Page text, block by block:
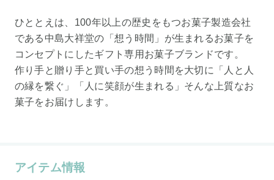
ひととえは、100年以上の歴史をもつお菓子製造会社
である中島大祥堂の「想う時間」が生まれるお菓子を
コンセプトにしたギフト専用お菓子ブランドです。
作り手と贈り手と買い手の想う時間を大切に「人と人
の縁を繋ぐ」「人に笑顔が生まれる」そんな上質なお
菓子をお届けします。
アイテム情報